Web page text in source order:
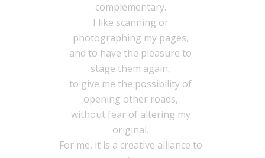
complementary.
I like scanning or
photographing my pages,
and to have the pleasure to
stage them again,
to give me the possibility of
opening other roads,
without fear of altering my
original.
For me, it is a creative alliance to